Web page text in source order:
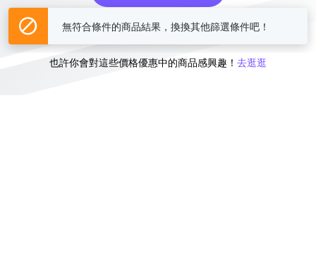
或
也許你會對這些價格優惠中的商品感興趣！ 去逛逛
無符合條件的商品結果，換換其他篩選條件吧！